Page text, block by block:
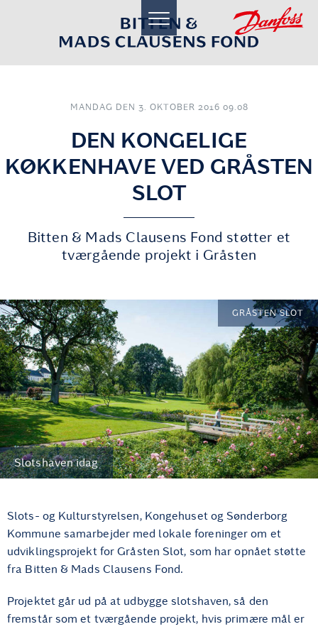
toggle
navigation
MANDAG DEN 3. OKTOBER 2016 09.08
DEN KONGELIGE
KØKKENHAVE VED GRÅSTEN
SLOT
Bitten & Mads Clausens Fond støtter et
tværgående projekt i Gråsten
Slotshaven idag
GRÅSTEN SLOT
Slots- og Kulturstyrelsen, Kongehuset og Sønderborg
Kommune samarbejder med lokale foreninger om et
udviklingsprojekt for Gråsten Slot, som har opnået støtte
fra Bitten & Mads Clausens Fond.
Projektet går ud på at udbygge slotshaven, så den
fremstår som et tværgående projekt, hvis primære mål er